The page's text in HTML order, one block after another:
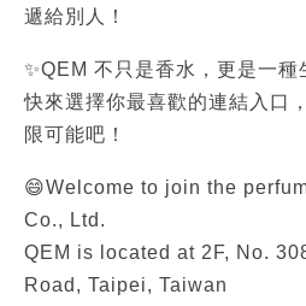
遞給別人！
✨QEM 不只是香水，更是一種
快來選擇你最喜歡的連結入口
限可能吧！
😄Welcome to join the
Co., Ltd.
QEM is located at 2F, No.
Road, Taipei, Taiwan